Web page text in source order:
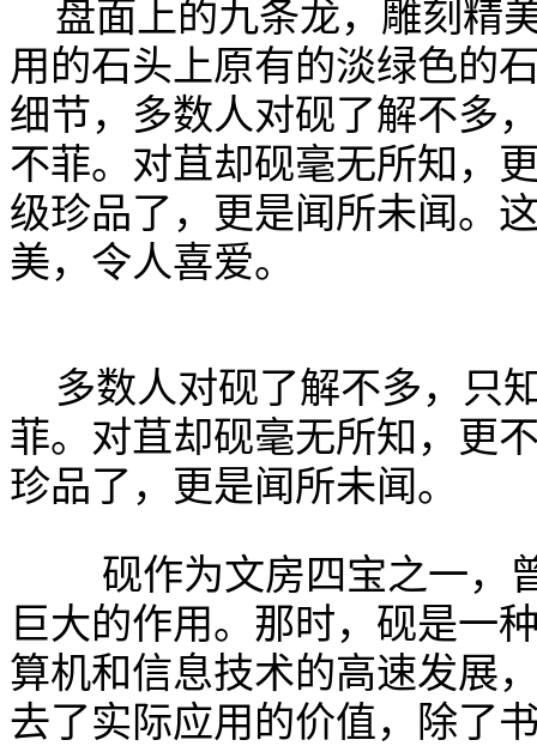
盘面上的九条龙，雕刻精
用的石头上原有的淡绿色的
细节，多数人对砚了解不多
不菲。对苴却砚毫无所知，
级珍品了，更是闻所未闻。
美，令人喜爱。
多数人对砚了解不多，只
菲。对苴却砚毫无所知，更
珍品了，更是闻所未闻。
砚作为文房四宝之一，曾
巨大的作用。那时，砚是一
算机和信息技术的高速发展
去了实际应用的价值，除了